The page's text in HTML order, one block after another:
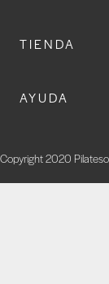
TIENDA
AYUDA
Copyright 2020